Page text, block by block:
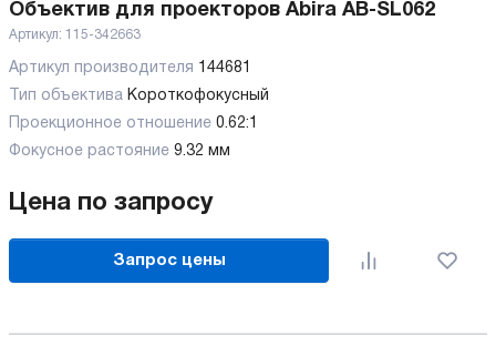
Объектив для проекторов Abira AB-SL062
Артикул: 115-342663
Артикул производителя 144681
Тип объектива Короткофокусный
Проекционное отношение 0.62:1
Фокусное растояние 9.32 мм
Цена по запросу
Запрос цены